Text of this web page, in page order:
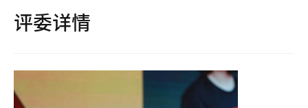
评委详情